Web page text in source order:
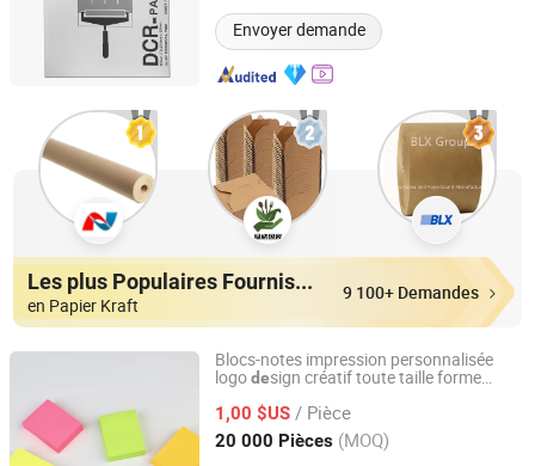
Envoyer demande
Les plus Populaires Fournisseurs
en Papier Kraft
9 100+ Demandes
Blocs-notes impression personnalisée
logodesign créatif toute taille forme
1,00 $US / Pièce
20 000 Pièces (MOQ)
Jiangsu Dehuang Stationery Co., Ltd.
Jiangsu, China Depuis 2014